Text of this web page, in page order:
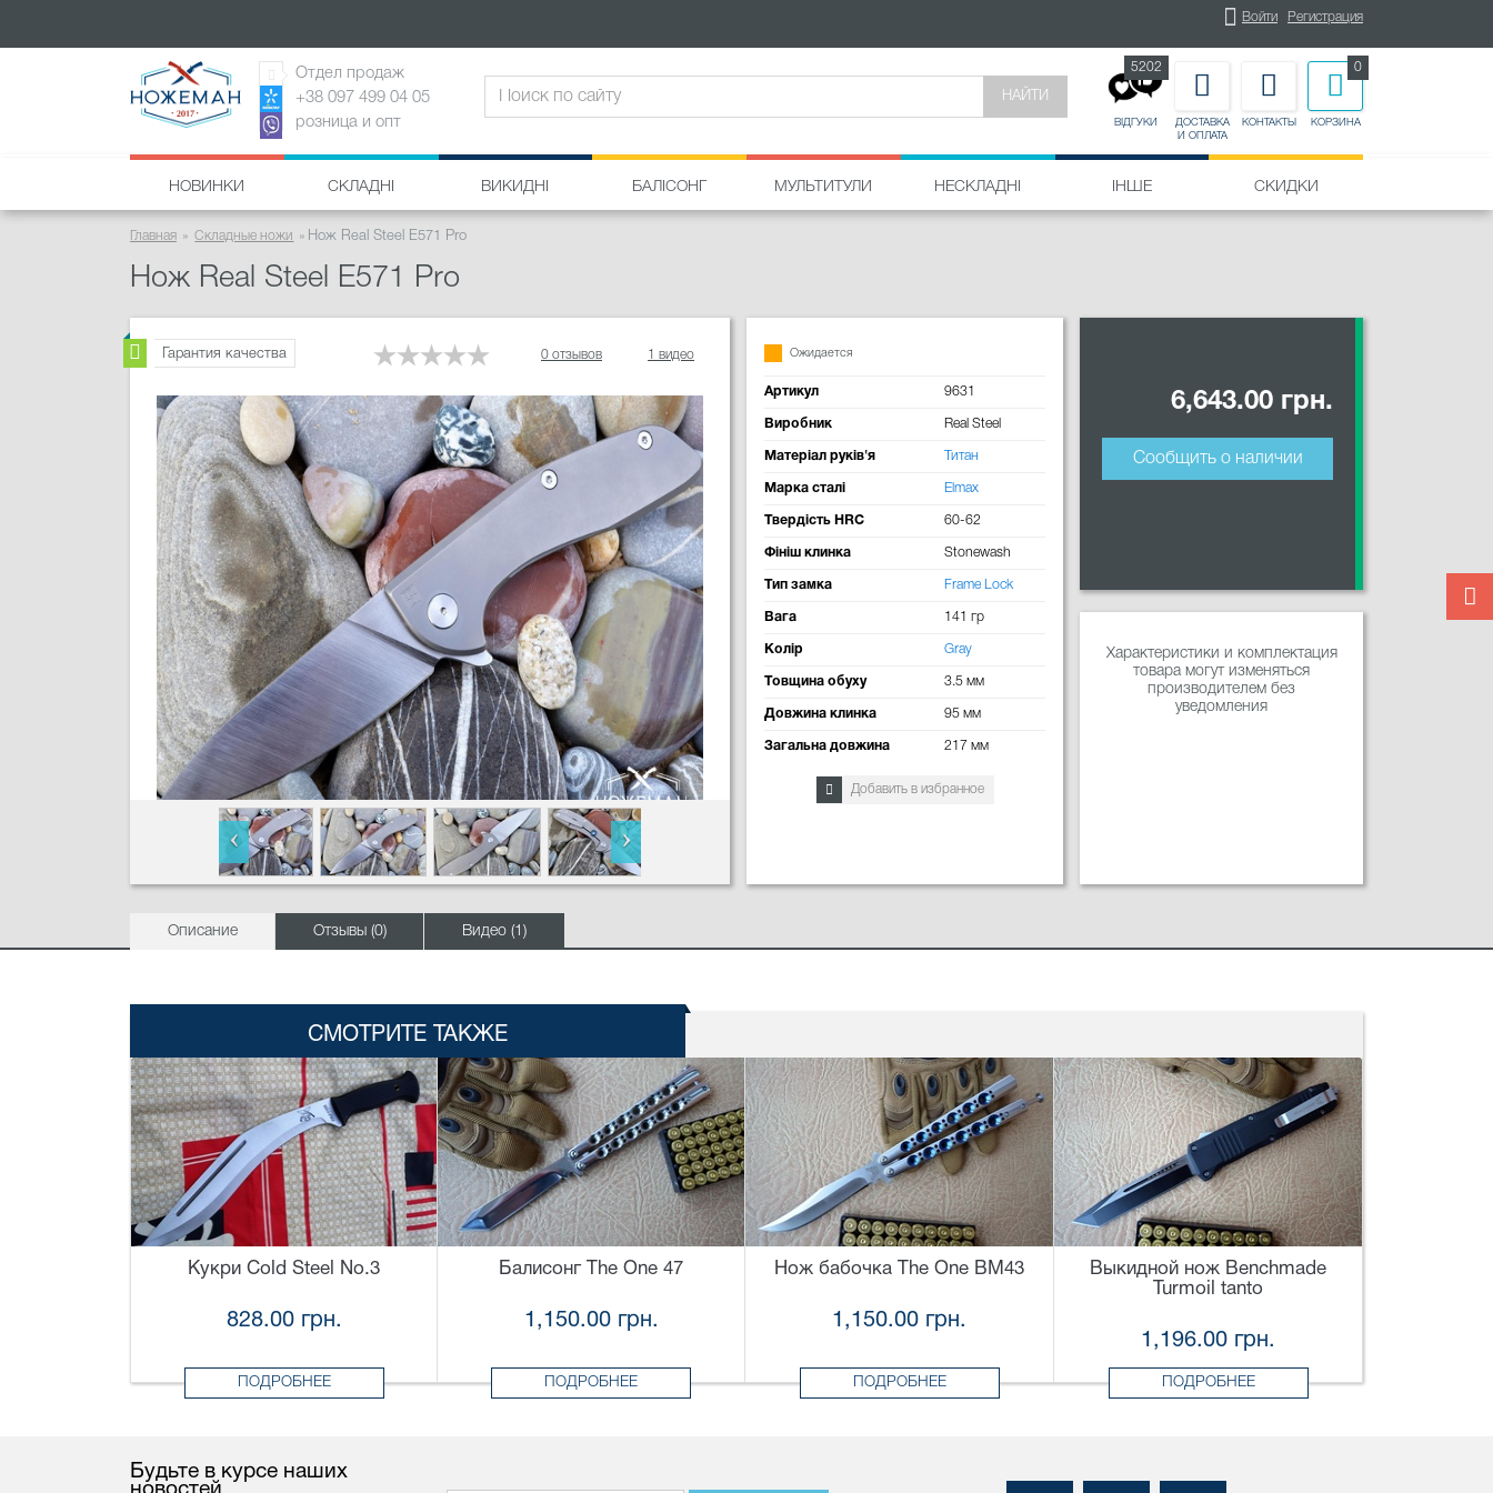
Войти Регистрация
Отдел продаж
+38 097 499 04 05
розница и опт
НАЙТИ
ВІДГУКИ
5202
ДОСТАВКА
И ОПЛАТА
КОНТАКТЫ КОРЗИНА
0
НОВИНКИ СКЛАДНІ ВИКИДНІ БАЛІСОНГ МУЛЬТИТУЛИ НЕСКЛАДНІ ІНШЕ СКИДКИ
Главная Складные ножи Нож Real Steel E571 Pro
Нож Real Steel E571 Pro
Гарантия качества 0 отзывов 1 видео Ожидается
Артикул 9631
Виробник Real Steel
Матеріал руків'я Титан
Марка сталі Elmax
Твердість HRC 60-62
Фініш клинка Stonewash
Тип замка Frame Lock
Вага 141 гр
Колір Gray
Товщина обуху 3.5 мм
Довжина клинка 95 мм
Загальна довжина 217 мм
Добавить в избранное
6,643.00 грн.
Сообщить о наличии
Характеристики и комплектация
товара могут изменяться
производителем без
уведомления
Описание Отзывы (0) Видео (1)
СМОТРИТЕ ТАКЖЕ
Кукри Cold Steel No.3
828.00 грн.
ПОДРОБНЕЕ
Балисонг The One 47
1,150.00 грн.
ПОДРОБНЕЕ
Нож бабочка The One BM43
1,150.00 грн.
ПОДРОБНЕЕ
Выкидной нож Benchmade
Turmoil tanto
1,196.00 грн.
ПОДРОБНЕЕ
Будьте в курсе наших